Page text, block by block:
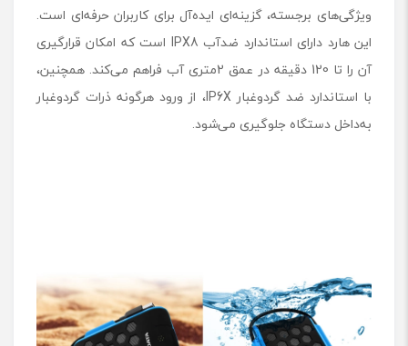
ویژگی‌های برجسته، گزینه‌ای ایده‌آل برای کاربران حرفه‌ای است.
این هارد دارای استاندارد ضد‌آب IPX8 است که امکان قرارگیری
آن را تا 120 دقیقه در عمق 2متری آب فراهم می‌کند. همچنین،
با استاندارد ضد گردوغبار IP6X، از ورود هرگونه ذرات گردوغبار
به‌داخل دستگاه جلوگیری می‌شود.